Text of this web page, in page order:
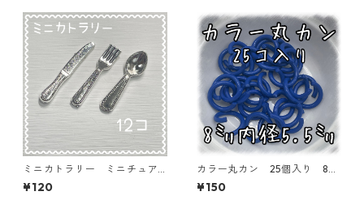
ミニカトラリー ミニチュア
パーツ 12個入り【MNT-cutl
ery-S】
¥120
カラー丸カン 25個入り 8
㎜ ネイビーブルー【MCC-N
BLU】
¥150